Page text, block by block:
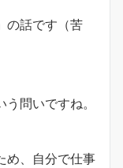
の話です（苦
問いですね。
め、自分で仕事